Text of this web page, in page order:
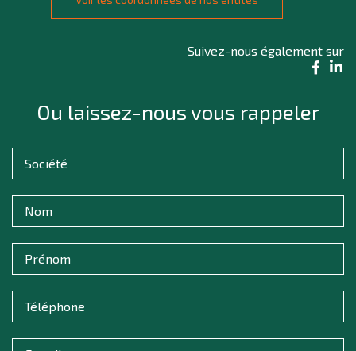
Suivez-nous également sur
Ou laissez-nous vous rappeler